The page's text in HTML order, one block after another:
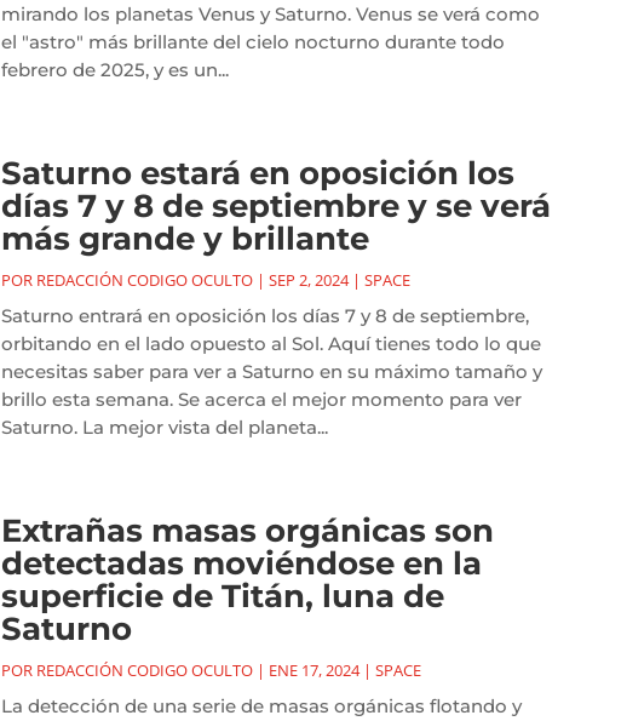
mirando los planetas Venus y Saturno. Venus se verá como
el "astro" más brillante del cielo nocturno durante todo
febrero de 2025, y es un...
Saturno estará en oposición los
días 7 y 8 de septiembre y se verá
más grande y brillante
POR REDACCIÓN CODIGO OCULTO| SEP 2, 2024| SPACE
Saturno entrará en oposición los días 7 y 8 de septiembre,
orbitando en el lado opuesto al Sol. Aquí tienes todo lo que
necesitas saber para ver a Saturno en su máximo tamaño y
brillo esta semana. Se acerca el mejor momento para ver
Saturno. La mejor vista del planeta...
Extrañas masas orgánicas son
detectadas moviéndose en la
superficie de Titán, luna de
Saturno
POR REDACCIÓN CODIGO OCULTO| ENE 17, 2024| SPACE
La detección de una serie de masas orgánicas flotando y